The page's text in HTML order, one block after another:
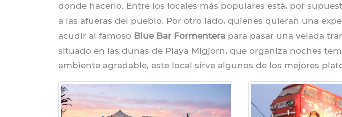
donde hacerlo. Entre los locales más populares está, por
a las afueras del pueblo. Por otro lado, quienes quieran una
acudir al famoso Blue Bar Formentera para pasar una velada
situado en las dunas de Playa Migjorn, que organiza noches
ambiente agradable, este local sirve algunos de los mejores